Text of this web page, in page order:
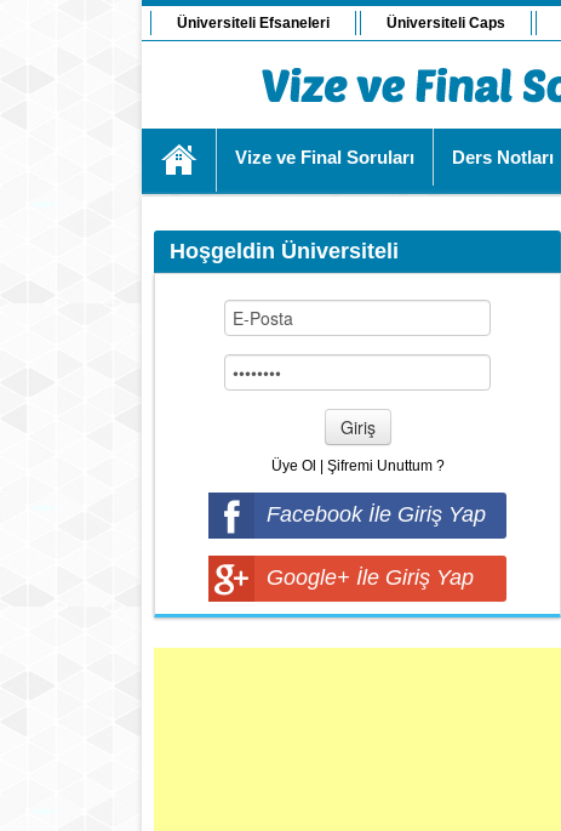
Üniversiteli Efsaneleri Üniversiteli Caps
Vize ve Final Soruları Ders Notları
Hoşgeldin Üniversiteli
Giriş
Üye Ol Şifremi Unuttum ?
Facebook İle Giriş Yap
Google+ İle Giriş Yap